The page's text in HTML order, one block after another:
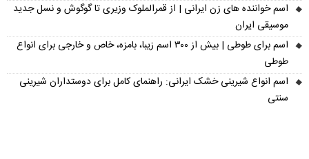
اسم خواننده های زن ایرانی | از قمرالملوک وزیری تا گوگوش و نسل جدید
موسیقی ایران
اسم برای طوطی | بیش از ۳۰۰ اسم زیبا، بامزه، خاص و خارجی برای انواع
طوطی
اسم انواع شیرینی خشک ایرانی: راهنمای کامل برای دوستداران شیرینی
سنتی